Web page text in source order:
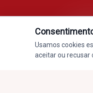
AO VIVO
Usamos cookies
aceitar ou recusar